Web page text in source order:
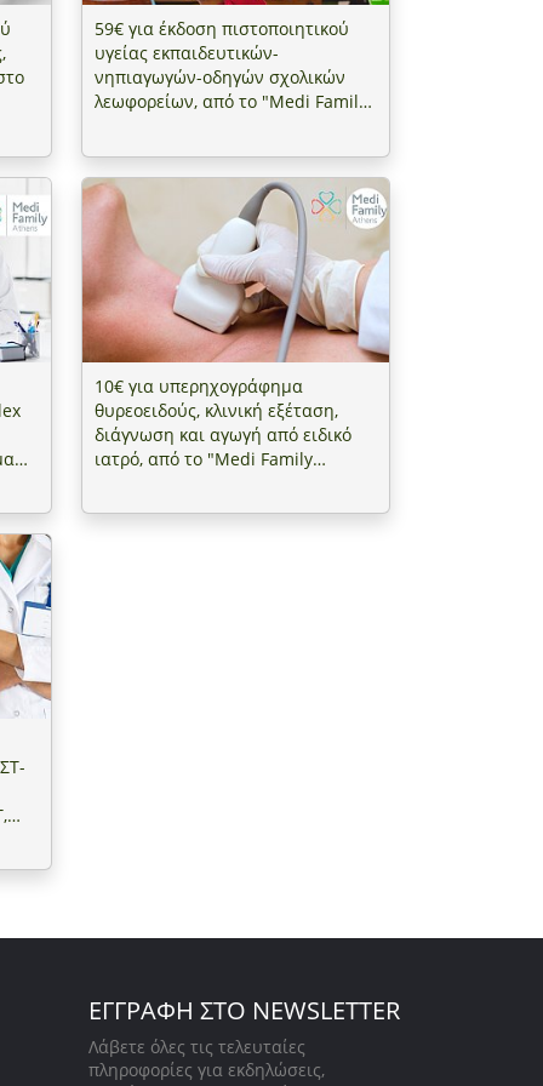
59€ για έκδοση πιστοποιητικού
υγείας εκπαιδευτικών-
νηπιαγωγών-οδηγών σχολικών
λεωφορείων, από το "Medi Family
10€ για υπερηχογράφημα
θυρεοειδούς, κλινική εξέταση,
διάγνωση και αγωγή από ειδικό
ιατρό, από το "Medi Family
ΕΓΓΡΑΦΗ ΣΤΟ NEWSLETTER
Λάβετε όλες τις τελευταίες
πληροφορίες για εκδηλώσεις,